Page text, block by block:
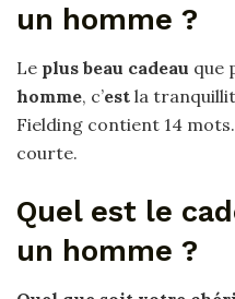
un homme ?
Le plus beau cadeau que
homme, c’est la
Fielding contient 14
courte.
Quel est le
un homme ?